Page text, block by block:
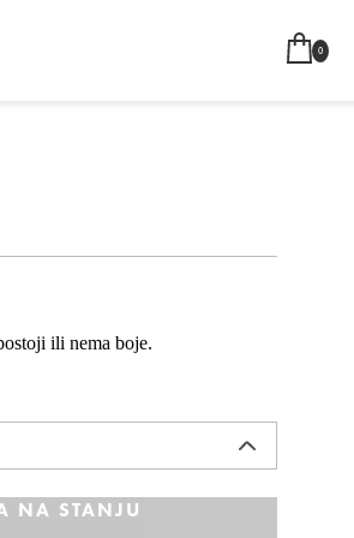
0
ili nema boje.
NA STANJU